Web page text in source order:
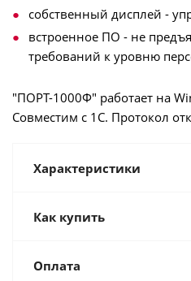
собственный дисплей -
встроенное ПО - не
требований к уровню
"ПОРТ-1000Ф" работает на
Совместим с 1С. Протокол
Характеристики
Как купить
Оплата